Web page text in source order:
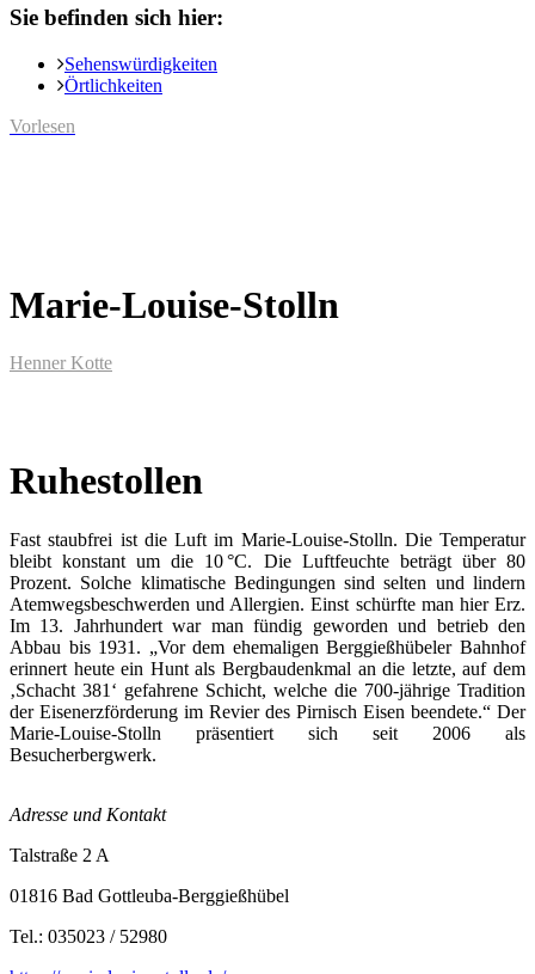
Sie befinden sich hier:
Sehenswürdigkeiten
Örtlichkeiten
Vorlesen
Marie-Louise-Stolln
Henner Kotte
Ruhestollen
Fast staubfrei ist die Luft im Marie-Louise-Stolln. Die Temperatur
bleibt konstant um die 10 °C. Die Luftfeuchte beträgt über 80
Prozent. Solche klimatische Bedingungen sind selten und lindern
Atemwegsbeschwerden und Allergien. Einst schürfte man hier Erz.
Im 13. Jahrhundert war man fündig geworden und betrieb den
Abbau bis 1931. „Vor dem ehemaligen Berggießhübeler Bahnhof
erinnert heute ein Hunt als Bergbaudenkmal an die letzte, auf dem
‚Schacht 381‘ gefahrene Schicht, welche die 700-jährige Tradition
der Eisenerzförderung im Revier des Pirnisch Eisen beendete.“ Der
Marie-Louise-Stolln präsentiert sich seit 2006 als
Besucherbergwerk.
Adresse und Kontakt
Talstraße 2 A
01816 Bad Gottleuba-Berggießhübel
Tel.: 035023 / 52980